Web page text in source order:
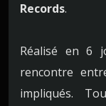
Records.
Réalisé en 6
rencontre
impliqués.